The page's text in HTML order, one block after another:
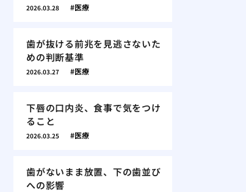
2026.03.28 医療
歯が抜ける前兆を見逃さないた
めの判断基準
2026.03.27 医療
下唇の口内炎、食事で気をつけ
ること
2026.03.25 医療
歯がないまま放置、下の歯並び
への影響